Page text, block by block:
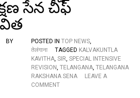
R
वि
ण
दे
ना
अ
नि
वा
సేన చీఫ్
BY
POSTED IN TOP NEWS,
तेलंगाना
TAGGED KALVAKUNTLA
KAVITHA, SIR, SPECIAL INTENSIVE
REVISION, TELANGANA, TELANGANA
RAKSHANA SENA
LEAVE A
COMMENTO